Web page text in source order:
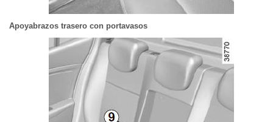
Apoyabrazos trasero con portavasos